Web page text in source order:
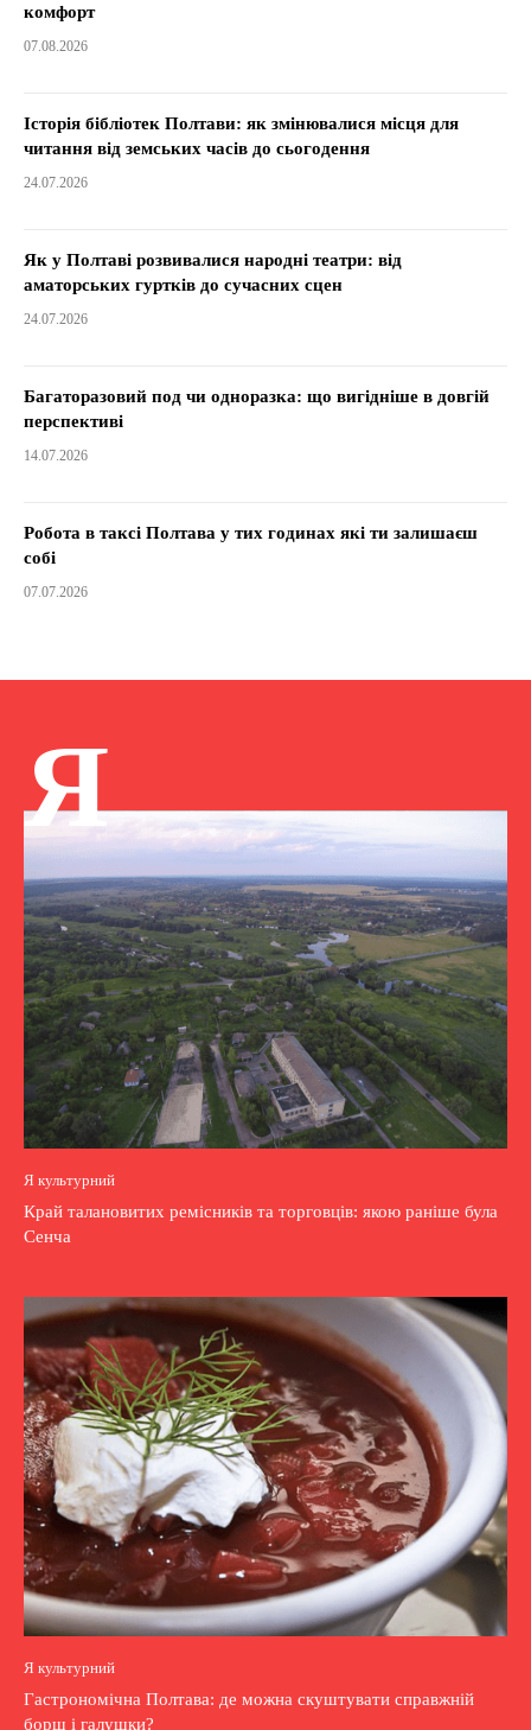
комфорт
07.08.2026
Історія бібліотек Полтави: як змінювалися місця для
читання від земських часів до сьогодення
24.07.2026
Як у Полтаві розвивалися народні театри: від
аматорських гуртків до сучасних сцен
24.07.2026
Багаторазовий под чи одноразка: що вигідніше в довгій
перспективі
14.07.2026
Робота в таксі Полтава у тих годинах які ти залишаєш
собі
07.07.2026
Я
Я культурний
Край талановитих ремісників та торговців: якою раніше була
Сенча
Я культурний
Гастрономічна Полтава: де можна скуштувати справжній
борщ і галушки?